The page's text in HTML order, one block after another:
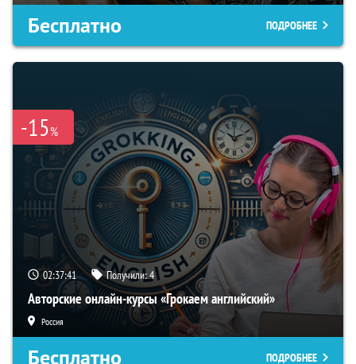
Бесплатно ПОДРОБНЕЕ
-15%
02:37:40 Получили:4
Авторские онлайн-курсы «Грокаем английский»
Россия
Бесплатно ПОДРОБНЕЕ